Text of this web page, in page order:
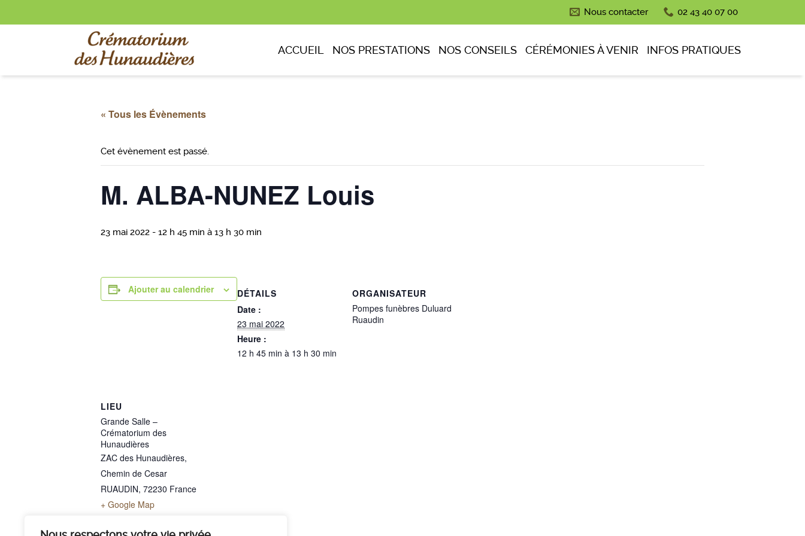
Nous contacter 02 43 40 07 00
ACCUEIL NOS PRESTATIONS NOS CONSEILS CÉRÉMONIES À VENIR INFOS PRATIQUES
« Tous les Évènements
Cet évènement est passé.
M. ALBA-NUNEZ Louis
23 mai 2022 - 12 h 45 min à 13 h 30 min
Ajouter au calendrier
DÉTAILS
Date :
23 mai 2022
Heure :
12 h 45 min à 13 h 30 min
ORGANISATEUR
Pompes funèbres Duluard
Ruaudin
LIEU
Grande Salle –
Crématorium des
Hunaudières
ZAC des Hunaudières,
Chemin de Cesar
RUAUDIN, 72230 France
+ Google Map
02 43 40 07 00